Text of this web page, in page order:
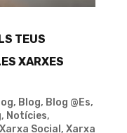
TEUS
XARXES
, Blog, Blog @Es,
, Notícies,
Xarxa Social , Xarxa